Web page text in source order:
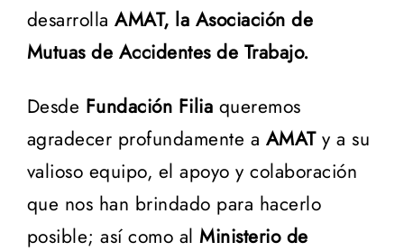
desarrollaAMAT, la Asociación de
Mutuas de Accidentes de Trabajo.
Desde Fundación Filia queremos
agradecer profundamente a AMATy a su
valioso equipo, el apoyo y colaboración
que nos han brindado para hacerlo
posible; así como alMinisterio de